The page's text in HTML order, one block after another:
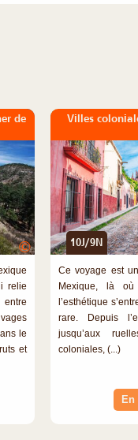
de
©
relie
le
et
Villes
10J/9N
Ce voyage est
Mexique, là
l’esthétique
rare. Depuis
jusqu’aux
coloniales, (...)
En